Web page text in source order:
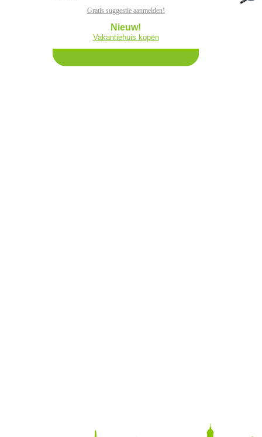
Gratis suggestie aanmelden!
Nieuw!
Vakantiehuis kopen